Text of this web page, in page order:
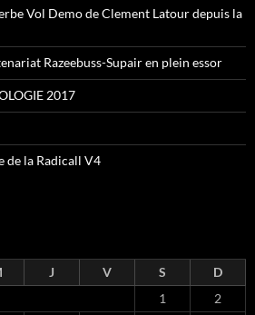
Vol Demo de Clement Latour depuis la
Razeebuss-Supair en plein essor
2017
de la Radicall V4
J V S
D
1
2